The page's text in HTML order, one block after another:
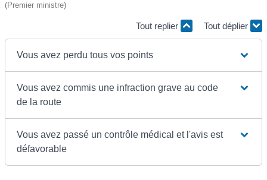
(Premier ministre)
Tout replier Tout déplier
Vous avez perdu tous vos points
Vous avez commis une infraction grave au code
de la route
Vous avez passé un contrôle médical et l'avis est
défavorable